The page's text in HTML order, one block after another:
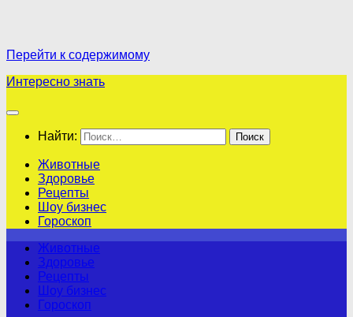
Перейти к содержимому
Интересно знать
Найти:
Животные
Здоровье
Рецепты
Шоу бизнес
Гороскоп
Животные
Здоровье
Рецепты
Шоу бизнес
Гороскоп